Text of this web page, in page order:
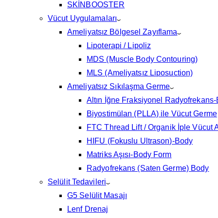
SKİNBOOSTER
Vücut Uygulamaları
Ameliyatsız Bölgesel Zayıflama
Lipoterapi / Lipoliz
MDS (Muscle Body Contouring)
MLS (Ameliyatsız Liposuction)
Ameliyatsız Sıkılaşma Germe
Altın İğne Fraksiyonel Radyofrekans-
Biyostimülan (PLLA) ile Vücut Germe
FTC Thread Lift / Organik İple Vücut
HIFU (Fokuslu Ultrason)-Body
Matriks Aşısı-Body Form
Radyofrekans (Saten Germe) Body
Selülit Tedavileri
G5 Selülit Masajı
Lenf Drenaj